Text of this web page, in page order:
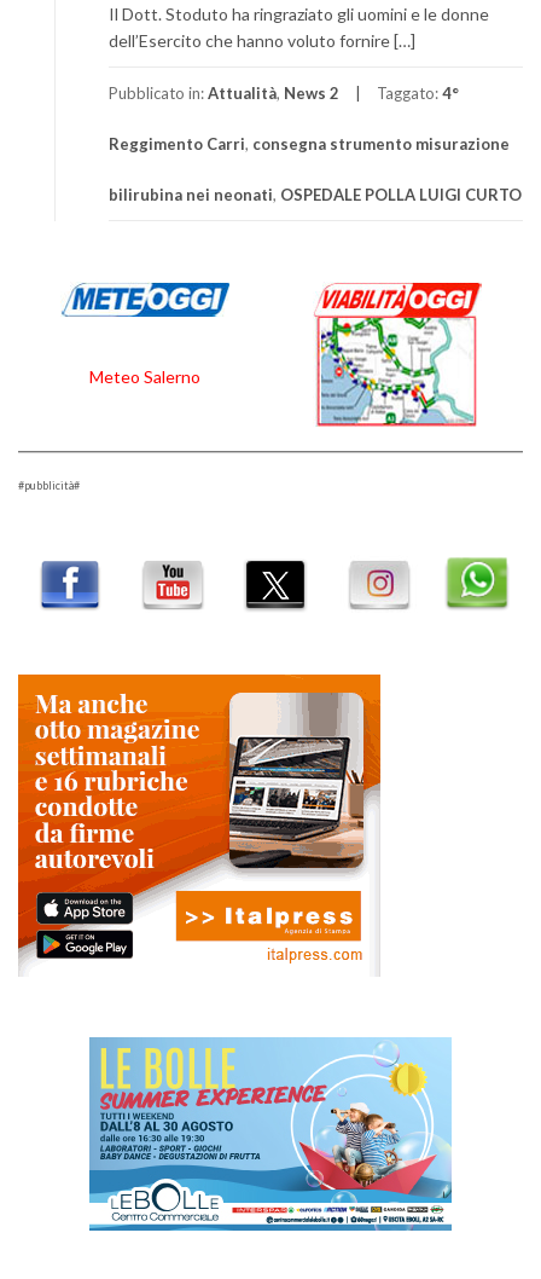
Il Dott. Stoduto ha ringraziato gli uomini e le donne
dell’Esercito che hanno voluto fornire […]
Pubblicato in:Attualità, News 2 Taggato:4°
Reggimento Carri, consegna strumento misurazione
bilirubina nei neonati, OSPEDALE POLLA LUIGI CURTO
Meteo Salerno
#pubblicità#